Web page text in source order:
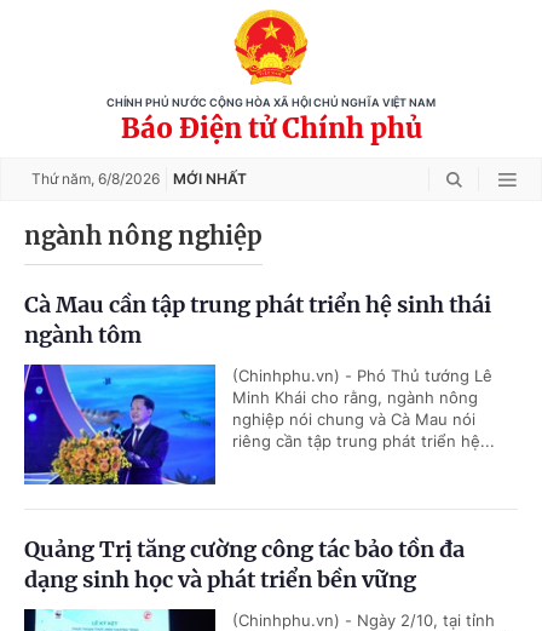
CHÍNH PHỦ NƯỚC CỘNG HÒA XÃ HỘI CHỦ NGHĨA VIỆT NAM
Báo Điện tử Chính phủ
Thứ năm, 6/8/2026 MỚI NHẤT
ngành nông nghiệp
Cà Mau cần tập trung phát triển hệ sinh thái
ngành tôm
(Chinhphu.vn) - Phó Thủ tướng Lê
Minh Khái cho rằng, ngành nông
nghiệp nói chung và Cà Mau nói
riêng cần tập trung phát triển hệ...
Quảng Trị tăng cường công tác bảo tồn đa
dạng sinh học và phát triển bền vững
(Chinhphu.vn) - Ngày 2/10, tại tỉnh